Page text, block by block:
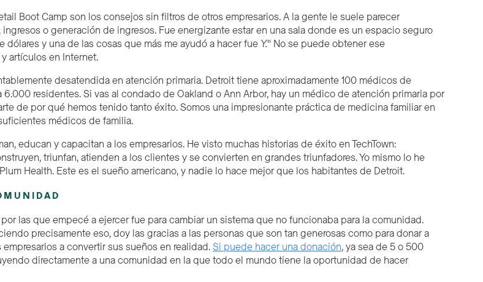
BootCamp son los consejos sin filtros de otros empresarios. A la gente le suele parecer
o generación de ingresos. Fue energizante estar en una sala donde es un espacio seguro
dólares y una de las cosas que más me ayudó a hacerfue Y." No se puede obtener ese
artículos en Internet.
desatendida en atención primaria. Detroit tiene aproximadamente 100 médicos de
residentes. Si vas al condado de Oakland o Ann Arbor, hay un médico de atención primaria por
de por qué hemos tenido tanto éxito. Somos una impresionante práctica de medicina familiar en
médicos de familia.
educan y capacitan a los empresarios. He visto muchas historias de éxito en TechTown:
triunfan, atienden a los clientes y se convierten en grandes triunfadores. Yo mismo lo he
Health. Este es el sueño americano, y nadie lo hace mejor que los habitantes de Detroit.
las que empecé a ejercer fue para cambiar un sistema que no funcionaba para la comunidad.
precisamente eso, doy las gracias a las personas que son tan generosas como para donar a
empresarios a convertir sus sueños en realidad.Si puede hacer una donación, ya sea de 5 o 500
directamente a una comunidad en la que todo el mundo tiene la oportunidad de hacer